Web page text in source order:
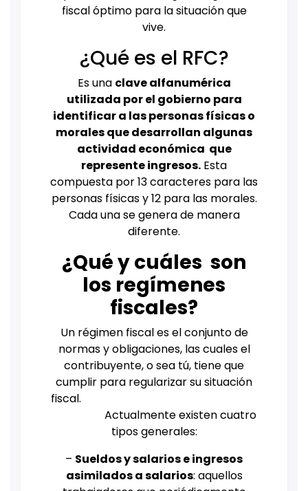
fiscal óptimo para la situación que
vive.
¿Qué es el RFC?
Es una clave alfanumérica
utilizada por el gobierno para
identificar a las personas físicas o
morales que desarrollan algunas
actividad económica que
represente ingresos. Esta
compuesta por 13 caracteres para las
personas físicas y 12 para las morales.
Cada una se genera de manera
diferente.
¿Qué y cuáles son
los regímenes
fiscales?
Un régimen fiscal es el conjunto de
normas y obligaciones, las cuales el
contribuyente, o sea tú, tiene que
cumplir para regularizar su situación
fiscal.
Actualmente existen cuatro
tipos generales:
– Sueldos y salarios e ingresos
asimilados a salarios: aquellos